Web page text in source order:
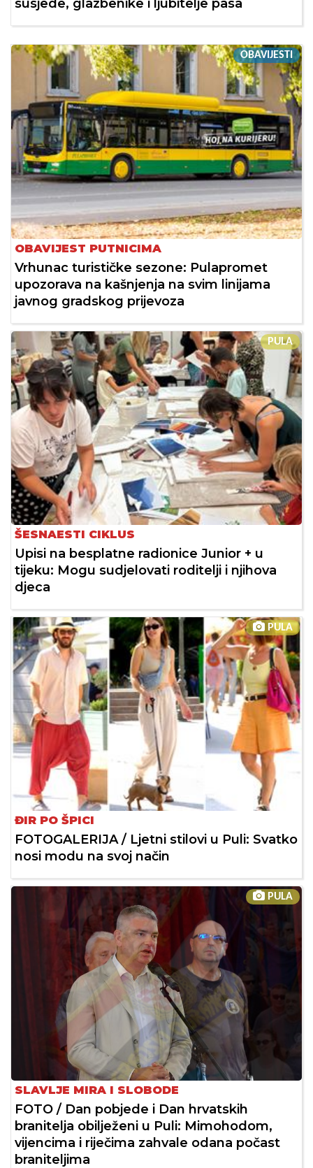
susjede, glazbenike i ljubitelje pasa
OBAVIJESTI
OBAVIJEST PUTNICIMA
Vrhunac turističke sezone: Pulapromet
upozorava na kašnjenja na svim linijama
javnog gradskog prijevoza
PULA
ŠESNAESTI CIKLUS
Upisi na besplatne radionice Junior + u
tijeku: Mogu sudjelovati roditelji i njihova
djeca
PULA
ĐIR PO ŠPICI
FOTOGALERIJA / Ljetni stilovi u Puli: Svatko
nosi modu na svoj način
PULA
SLAVLJE MIRA I SLOBODE
FOTO / Dan pobjede i Dan hrvatskih
branitelja obilježeni u Puli: Mimohodom,
vijencima i riječima zahvale odana počast
braniteljima